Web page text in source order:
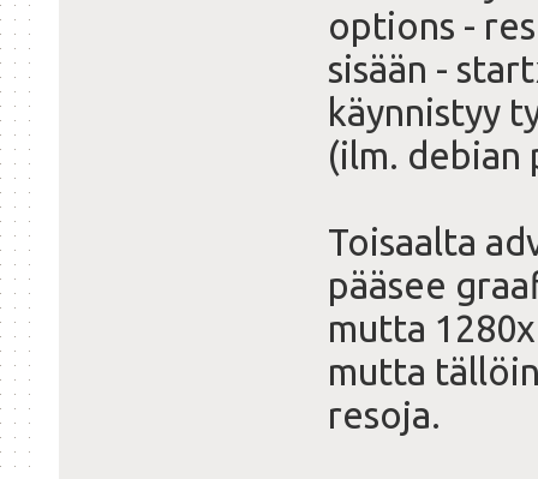
options -
sisään -
käynnistyy
(ilm.
Toisaalta
pääsee
mutta
mutta
resoja.